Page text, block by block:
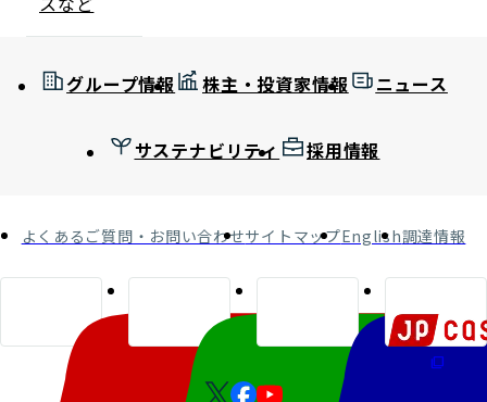
グループ情報 株主・投資家情報 ニュース
サステナビリティ 採用情報
よくあるご質問・お問い合わせサイトマップEnglish調達情報